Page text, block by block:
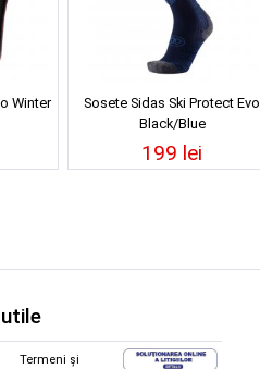
Winter
Sosete Sidas Ski Protect Evo
Black/Blue
199 lei
Termeni și